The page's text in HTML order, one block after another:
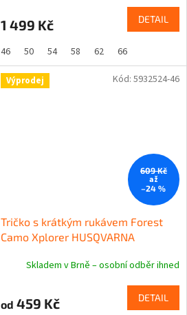
1 499 Kč DETAIL
46 50 54 58 62 66
Výprodej
609 Kč
až
–24 %
Tričko s krátkým rukávem Forest
Camo Xplorer HUSQVARNA
Skladem v Brně – osobní odběr ihned
od 459 Kč DETAIL
Kód: 5932524-46